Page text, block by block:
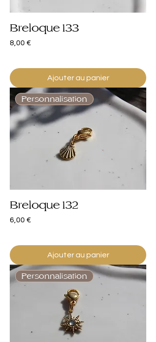
Breloque 133
Prix
8,00 €
Ajouter au panier
Personnalisation
Breloque 132
Prix
6,00 €
Ajouter au panier
Personnalisation